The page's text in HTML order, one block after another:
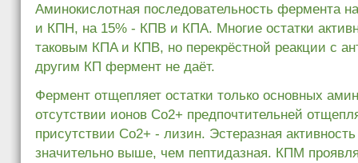
Аминокислотная последовательность фермента
и КПH, на 15% - КПB и КПA. Многие остатки
таковым КПA и КПB, но перекрёстной реакции с
другим КП фермент не даёт.
Фермент отщепляет остатки только основных
отсутствии ионов Co2+ предпочтительней
присутствии Co2+ - лизин. Эстеразная
значительно выше, чем пептидазная. КПM